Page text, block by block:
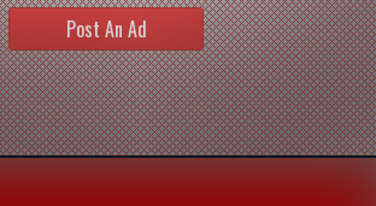
Post An Ad